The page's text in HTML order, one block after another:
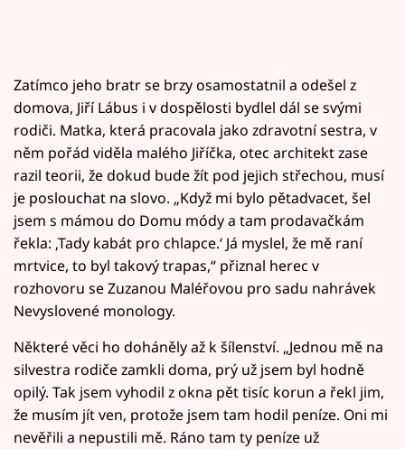
Zatímco jeho bratr se brzy osamostatnil a odešel z
domova, Jiří Lábus i v dospělosti bydlel dál se svými
rodiči. Matka, která pracovala jako zdravotní sestra, v
něm pořád viděla malého Jiříčka, otec architekt zase
razil teorii, že dokud bude žít pod jejich střechou, musí
je poslouchat na slovo. „Když mi bylo pětadvacet, šel
jsem s mámou do Domu módy a tam prodavačkám
řekla: ‚Tady kabát pro chlapce.‘ Já myslel, že mě raní
mrtvice, to byl takový trapas,“ přiznal herec v
rozhovoru se Zuzanou Maléřovou pro sadu nahrávek
Nevyslovené monology.
Některé věci ho doháněly až k šílenství. „Jednou mě na
silvestra rodiče zamkli doma, prý už jsem byl hodně
opilý. Tak jsem vyhodil z okna pět tisíc korun a řekl jim,
že musím jít ven, protože jsem tam hodil peníze. Oni mi
nevěřili a nepustili mě. Ráno tam ty peníze už